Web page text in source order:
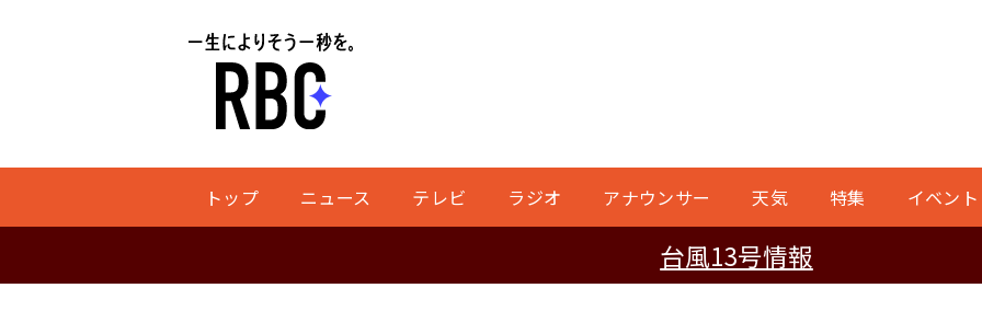
トップ ニュース テレビ ラジオ アナウンサー 天気 特集 イベント
台風13号情報